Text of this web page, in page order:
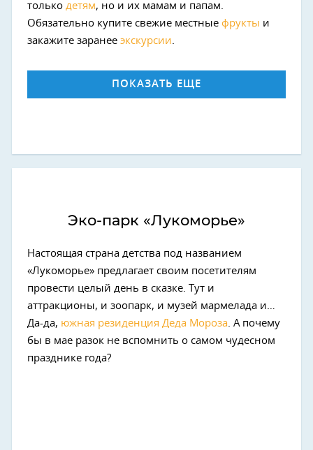
только детям, но и их мамам и папам.
Обязательно купите свежие местные фрукты и
закажите заранее экскурсии.
ПОКАЗАТЬ ЕЩЕ
Эко-парк «Лукоморье»
Настоящая страна детства под названием
«Лукоморье» предлагает своим посетителям
провести целый день в сказке. Тут и
аттракционы, и зоопарк, и музей мармелада и…
Да-да, южная резиденция Деда Мороза. А почему
бы в мае разок не вспомнить о самом чудесном
празднике года?